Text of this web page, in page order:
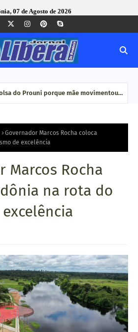
07 de Agosto de 2026
do Prouni porque mãe movimentou
Governador Marcos Rocha coloca
de excelência
Marcos Rocha
na rota do